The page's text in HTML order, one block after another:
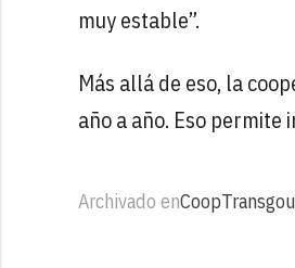
muy estable”.
Más allá de eso, la
año a año. Eso
Archivado enCoop